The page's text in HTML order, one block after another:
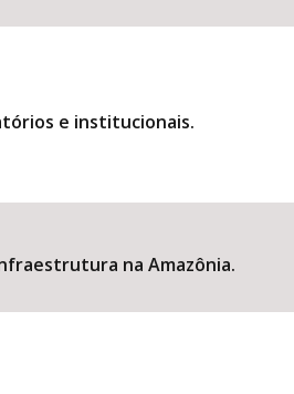
e institucionais.
na Amazônia.